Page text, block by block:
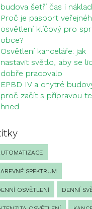
budova šetří čas i
Proč je pasport
osvětlení klíčový pro
obce?
Osvětlení kanceláře: jak
nastavit světlo, aby se
dobře pracovalo
EPBD IV a chytré
proč začít s přípravou
hned
SPEKTRUM
OSVĚTLENÍ DENNÍ